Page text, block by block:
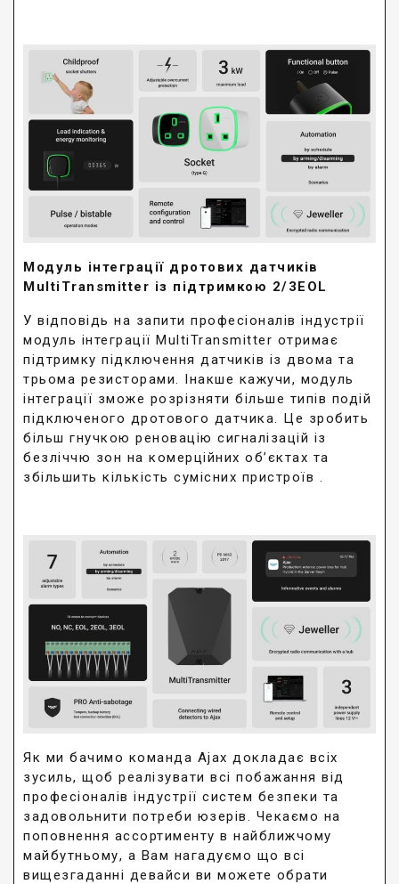
Модуль інтеграції дротових датчиків
MultiTransmitter із підтримкою 2/3EOL
У відповідь на запити професіоналів індустрії
модуль інтеграції MultiTransmitter отримає
підтримку підключення датчиків із двома та
трьома резисторами. Інакше кажучи, модуль
інтеграції зможе розрізняти більше типів подій
підключеного дротового датчика. Це зробить
більш гнучкою реновацію сигналізацій із
безліччю зон на комерційних об’єктах та
збільшить кількість сумісних пристроїв .
Як ми бачимо команда Ajax докладає всіх
зусиль, щоб реалізувати всі побажання від
професіоналів індустрії систем безпеки та
задовольнити потреби юзерів. Чекаємо на
поповнення ассортименту в найближчому
майбутньому, а Вам нагадуємо що всі
вищезгаданні девайси ви можете обрати